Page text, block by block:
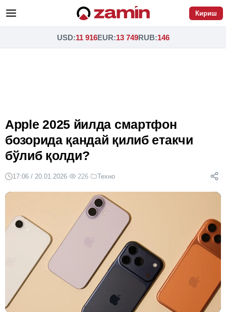
Кириш
USD:11 916EUR:13 749RUB:146
Apple 2025 йилда смартфон
бозорида қандай қилиб етакчи
бўлиб қолди?
17:06 / 20.01.2026· 226· Техно